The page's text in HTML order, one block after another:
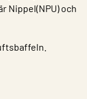
Nippel(NPU) och